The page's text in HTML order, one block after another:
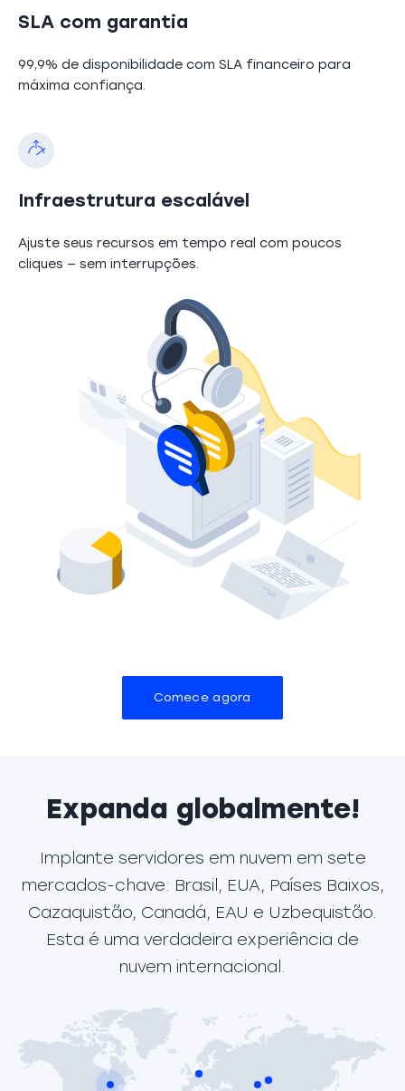
SLA com garantia
99,9% de disponibilidade com SLA financeiro para
máxima confiança.
Infraestrutura escalável
Ajuste seus recursos em tempo real com poucos
cliques — sem interrupções.
Comece agora
Expanda globalmente!
Implante servidores em nuvem em sete
mercados-chave: Brasil, EUA, Países Baixos,
Cazaquistão, Canadá, EAU e Uzbequistão.
Esta é uma verdadeira experiência de
nuvem internacional.